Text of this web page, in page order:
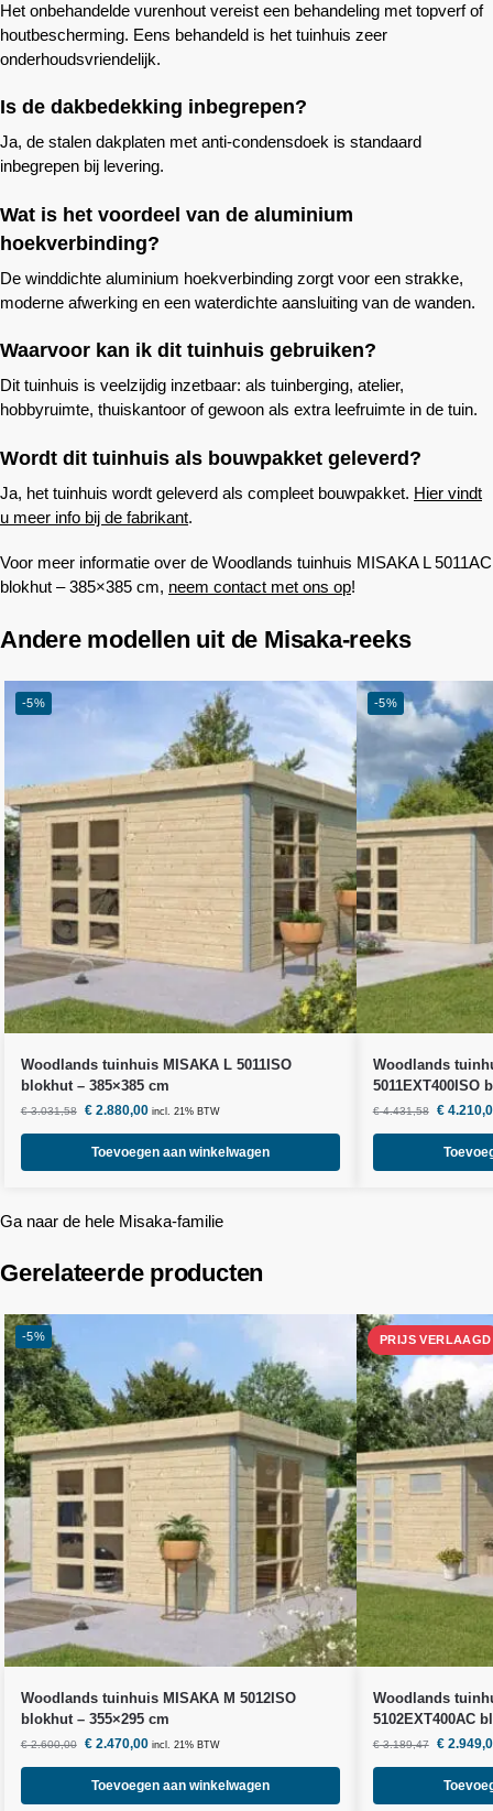
Het onbehandelde vurenhout vereist een behandeling met topverf of
houtbescherming. Eens behandeld is het tuinhuis zeer
onderhoudsvriendelijk.
Is de dakbedekking inbegrepen?
Ja, de stalen dakplaten met anti-condensdoek is standaard
inbegrepen bij levering.
Wat is het voordeel van de aluminium
hoekverbinding?
De winddichte aluminium hoekverbinding zorgt voor een strakke,
moderne afwerking en een waterdichte aansluiting van de wanden.
Waarvoor kan ik dit tuinhuis gebruiken?
Dit tuinhuis is veelzijdig inzetbaar: als tuinberging, atelier,
hobbyruimte, thuiskantoor of gewoon als extra leefruimte in de tuin.
Wordt dit tuinhuis als bouwpakket geleverd?
Ja, het tuinhuis wordt geleverd als compleet bouwpakket. Hier vindt
u meer info bij de fabrikant.
Voor meer informatie over de Woodlands tuinhuis MISAKA L 5011AC
blokhut – 385×385 cm, neem contact met ons op!
Andere modellen uit de Misaka-reeks
-5%
Woodlandstuinhuis MISAKA L 5011ISO
blokhut – 385×385 cm
€3.031,58 €2.880,00 incl. 21% BTW
Toevoegen aan winkelwagen
-5%
Woodlands
5011EXT400ISO
€4.431,58 €
Ga naar de hele Misaka-familie
Gerelateerde producten
-5%
Woodlandstuinhuis MISAKA M 5012ISO
blokhut – 355×295 cm
€2.600,00 €2.470,00 incl. 21% BTW
Toevoegen aan winkelwagen
Woodlands
5102EXT400AC
€3.189,47 €